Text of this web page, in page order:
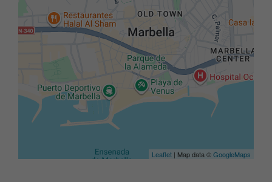
Leaflet | Map data ©GoogleMaps